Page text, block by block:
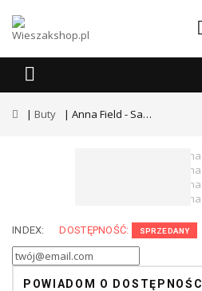
Buty Anna Field - Sandały na platformie
INDEX: DOSTĘPNOŚĆ: SPRZEDANY
POWIADOM O DOSTĘPNOŚCI